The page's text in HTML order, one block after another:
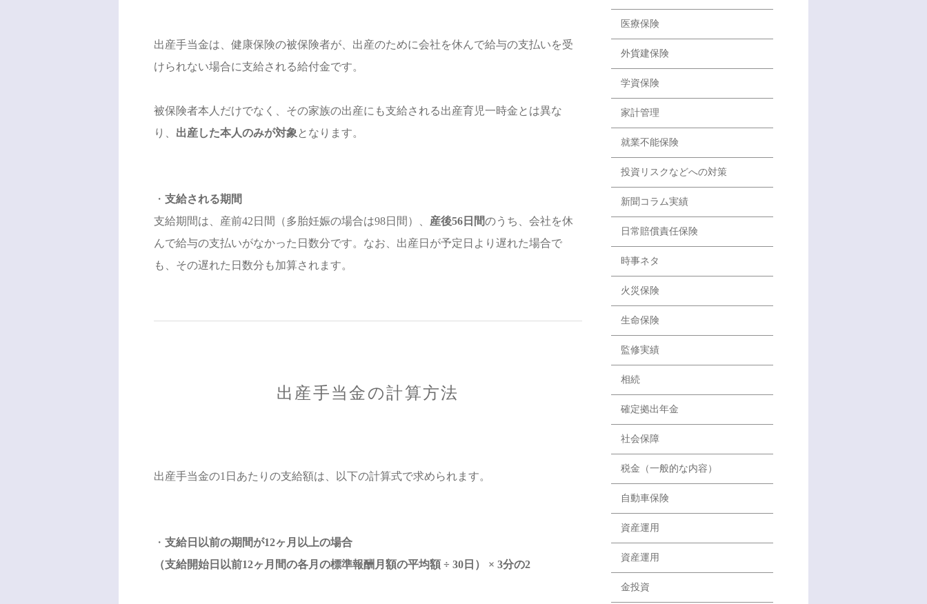
出産手当金は、健康保険の被保険者が、出産のために会社を休んで給与の支払いを受
けられない場合に支給される給付金です。
被保険者本人だけでなく、その家族の出産にも支給される出産育児一時金とは異な
り、 出産した本人のみが対象 となります。
・支給される期間
支給期間は、産前42日間（多胎妊娠の場合は98日間）、 産後56日間のうち、会社を休
んで給与の支払いがなかった日数分です。なお、出産日が予定日より遅れた場合で
も、その遅れた日数分も加算されます。
出産手当金の計算方法
出産手当金の1日あたりの支給額は、以下の計算式で求められます。
・支給日以前の期間が12ヶ月以上の場合
（支給開始日以前12ヶ月間の各月の標準報酬月額の平均額 ÷ 30日） × 3分の2
医療保険
外貨建保険
学資保険
家計管理
就業不能保険
投資リスクなどへの対策
新聞コラム実績
日常賠償責任保険
時事ネタ
火災保険
生命保険
監修実績
相続
確定拠出年金
社会保障
税金（一般的な内容）
自動車保険
資産運用
資産運用
金投資